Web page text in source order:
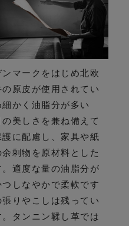
マークをはじめ北欧
原皮が使用されてい
かく油脂分が多い
美しさを兼ね備えて
に配慮し、家具や紙
剰物を原材料とした
適度な量の油脂分が
しなやかで柔軟です
りやこしは残ってい
タンニン鞣し革では